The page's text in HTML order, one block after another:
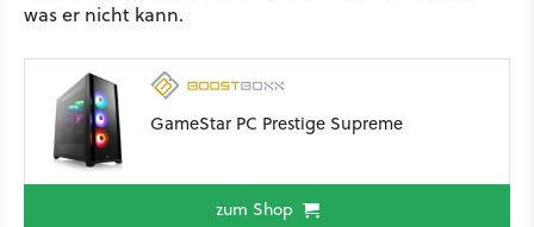
was er nicht kann.
GameStar PC Prestige Supreme
zum Shop